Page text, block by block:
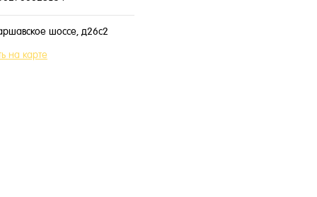
шоссе, д26с2
на карте